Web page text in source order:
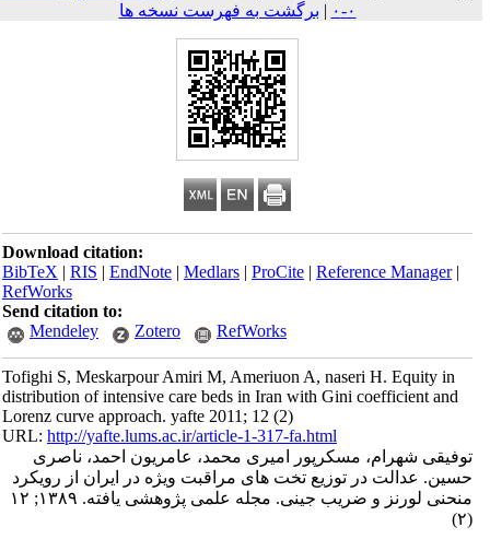
| برگشت به فهرست نسخه ها
Download citation:
BibTeX|RIS|EndNote|Medlars|ProCite|Reference Manager
RefWorks
Send citation to:
Mendeley
Zotero RefWorks
Tofighi S, Meskarpour Amiri M, Ameriuon A, naseri H. Equity in
distribution of intensive care beds in Iran with Gini coefficient and
Lorenz curve approach. yafte 2011; 12 (2)
URL:http://yafte.lums.ac.ir/article-1-317-fa.html
توفیقی شهرام، مسکرپور امیری محمد، عامریون احمد، ناصری
حسین. عدالت در توزیع تخت های مراقبت ویژه در ایران از رویکرد
منحنی لورنز و ضریب جینی. مجله علمی پژوهشی یافته. ۱۳۸۹; ۱۲